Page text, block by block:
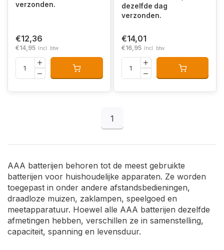
verzonden.
€12,36
€14,95 Incl. btw
dezelfde dag
verzonden.
€14,01
€16,95 Incl. btw
1
AAA batterijen behoren tot de meest gebruikte
batterijen voor huishoudelijke apparaten. Ze worden
toegepast in onder andere afstandsbedieningen,
draadloze muizen, zaklampen, speelgoed en
meetapparatuur. Hoewel alle AAA batterijen dezelfde
afmetingen hebben, verschillen ze in samenstelling,
capaciteit, spanning en levensduur.